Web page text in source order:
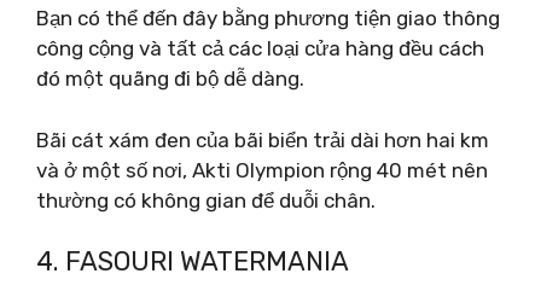
Bạn có thể đến đây bằng phương tiện giao thông
công cộng và tất cả các loại cửa hàng đều cách
đó một quãng đi bộ dễ dàng.
Bãi cát xám đen của bãi biển trải dài hơn hai km
và ở một số nơi, Akti Olympion rộng 40 mét nên
thường có không gian để duỗi chân.
4. FASOURI WATERMANIA